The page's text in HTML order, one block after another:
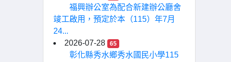
福興辦公室為配合新建辦公廳舍
竣工啟用，預定於本（115）年7月
24...
2026-07-28
65
彰化縣秀水鄉秀水國民小學115